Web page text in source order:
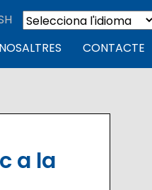
CONTACTE
a la